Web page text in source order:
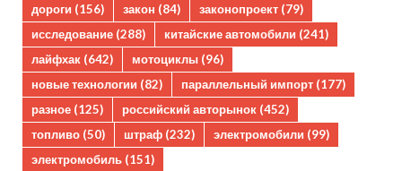
дороги (156) закон (84) законопроект (79)
исследование (288) китайские автомобили (241)
лайфхак (642) мотоциклы (96)
новые технологии (82) параллельный импорт (177)
разное (125) российский авторынок (452)
топливо (50) штраф (232) электромобили (99)
электромобиль (151)